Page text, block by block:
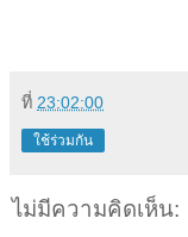
ที่ 23:02:00
ใช้ร่วมกัน
ไม่มีความคิดเห็น: